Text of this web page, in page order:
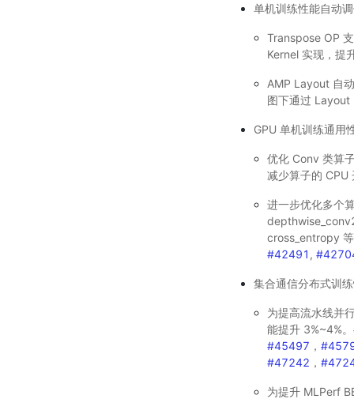
单机训练性能自动
Transpose OP
Kernel 实现，提
AMP Layout 自
图下通过 Layout
GPU 单机训练通用
优化 Conv 类算
减少算子的 CPU
进一步优化多个
cross_entropy
#42491 ,
集合通信分布式训
为提高流水线并
能提升 3%~4%。
#45497 ，
#47242 ，
为提升 MLPerf